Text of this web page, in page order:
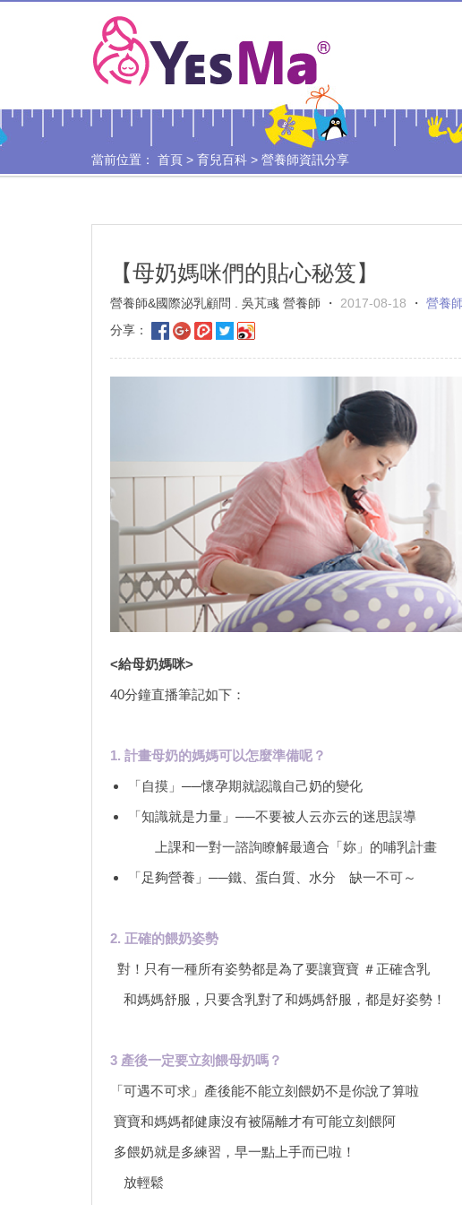
當前位置： 首頁 > 育兒百科 > 營養師資訊分享
【母奶媽咪們的貼心秘笈】
營養師&國際泌乳顧問 . 吳芃彧 營養師 ・ 2017-08-18 ・ 營養
分享：
<給母奶媽咪>
40分鐘直播筆記如下：
1. 計畫母奶的媽媽可以怎麼準備呢？
「自摸」──懷孕期就認識自己奶的變化
「知識就是力量」──不要被人云亦云的迷思誤導
上課和一對一諮詢瞭解最適合「妳」的哺乳計畫
「足夠營養」──鐵、蛋白質、水分 缺一不可～
2. 正確的餵奶姿勢
對！只有一種所有姿勢都是為了要讓寶寶 ＃正確含乳
和媽媽舒服，只要含乳對了和媽媽舒服，都是好姿勢！
3 產後一定要立刻餵母奶嗎？
「可遇不可求」產後能不能立刻餵奶不是你說了算啦
寶寶和媽媽都健康沒有被隔離才有可能立刻餵阿
多餵奶就是多練習，早一點上手而已啦！
放輕鬆